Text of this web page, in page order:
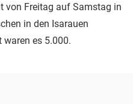
von Freitag auf Samstag in
in den Isarauen
waren es 5.000.